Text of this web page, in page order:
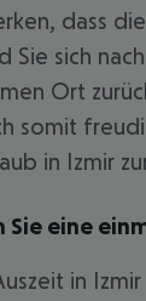
dass
sich
Ort
somit
in Izmir
Sie eine
in